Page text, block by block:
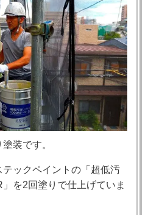
装です。
ックペイントの「超低汚
を2回塗りで仕上げていま